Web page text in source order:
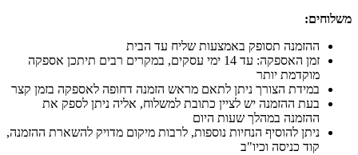
משלוחים:
ההזמנה תסופק באמצעות שליח עד הבית
זמן האספקה: עד 14 ימי עסקים, במקרים רבים תיתכן אספקה
מוקדמת יותר
במידת הצורך ניתן לתאם מראש הזמנה דחופה לאספקה בזמן קצר
בעת ההזמנה יש לציין כתובת למשלוח, אליה ניתן לספק את
ההזמנה במהלך שעות היום
ניתן להוסיף הנחיות נוספות, לרבות מיקום מדויק להשארת ההזמנה,
קוד כניסה וכיו"ב